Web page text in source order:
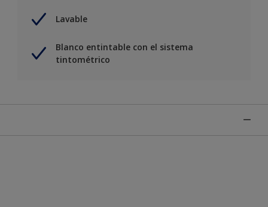
Lavable
Blanco entintable con el sistema
tintométrico